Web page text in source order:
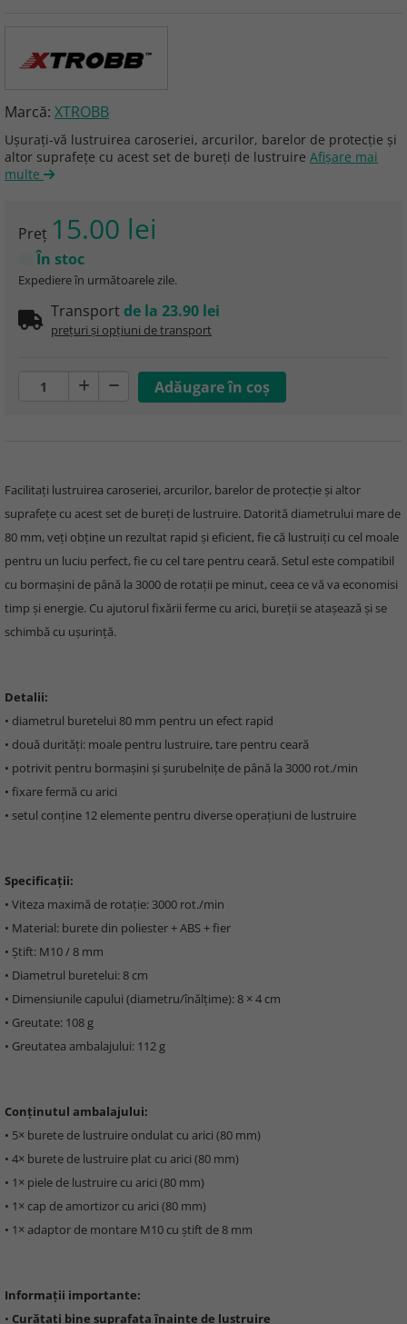
Marcă: XTROBB
Ușurați-vă lustruirea caroseriei, arcurilor, barelor de protecție și
altor suprafețe cu acest set de bureți de lustruire Afişare mai
multe
Preţ 15.00 lei
În stoc
Expediere în următoarele zile.
Transport de la 23.90 lei
prețuri și opțiuni de transport
Facilitați lustruirea caroseriei, arcurilor, barelor de protecție și altor
suprafețe cu acest set de bureți de lustruire. Datorită diametrului mare de
80 mm, veți obține un rezultat rapid și eficient, fie că lustruiți cu cel moale
pentru un luciu perfect, fie cu cel tare pentru ceară. Setul este compatibil
cu bormașini de până la 3000 de rotații pe minut, ceea ce vă va economisi
timp și energie. Cu ajutorul fixării ferme cu arici, bureții se atașează și se
schimbă cu ușurință.
Detalii:
• diametrul buretelui 80 mm pentru un efect rapid
• două durități: moale pentru lustruire, tare pentru ceară
• potrivit pentru bormașini și șurubelnițe de până la 3000 rot./min
• fixare fermă cu arici
• setul conține 12 elemente pentru diverse operațiuni de lustruire
Specificații:
• Viteza maximă de rotație: 3000 rot./min
• Material: burete din poliester + ABS + fier
• Știft: M10 / 8 mm
• Diametrul buretelui: 8 cm
• Dimensiunile capului (diametru/înălțime): 8 × 4 cm
• Greutate: 108 g
• Greutatea ambalajului: 112 g
Conținutul ambalajului:
• 5× burete de lustruire ondulat cu arici (80 mm)
• 4× burete de lustruire plat cu arici (80 mm)
• 1× piele de lustruire cu arici (80 mm)
• 1× cap de amortizor cu arici (80 mm)
• 1× adaptor de montare M10 cu știft de 8 mm
Informații importante:
• Curățați bine suprafața înainte de lustruire